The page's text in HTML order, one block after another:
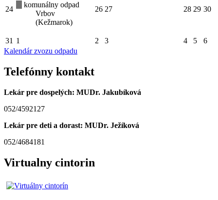
24
komunálny odpad
Vrbov
(Kežmarok)
26 27 28 29 30
31 1 2 3 4 5
6
Kalendár zvozu odpadu
Telefónny kontakt
Lekár pre dospelých: MUDr. Jakubíková
052/4592127
Lekár pre deti a dorast: MUDr. Ježíková
052/4684181
Virtualny cintorin